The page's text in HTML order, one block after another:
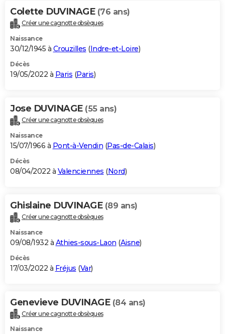
Colette DUVINAGE (76 ans)
Créer une cagnotte obsèques
Naissance
30/12/1945 à Crouzilles (Indre-et-Loire)
Décès
19/05/2022 à Paris (Paris)
Jose DUVINAGE (55 ans)
Créer une cagnotte obsèques
Naissance
15/07/1966 à Pont-à-Vendin (Pas-de-Calais)
Décès
08/04/2022 à Valenciennes (Nord)
Ghislaine DUVINAGE (89 ans)
Créer une cagnotte obsèques
Naissance
09/08/1932 à Athies-sous-Laon (Aisne)
Décès
17/03/2022 à Fréjus (Var)
Genevieve DUVINAGE (84 ans)
Créer une cagnotte obsèques
Naissance